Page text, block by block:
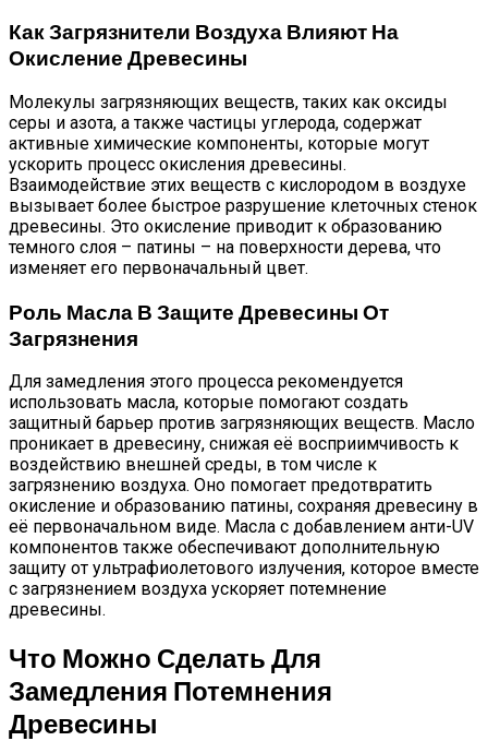
Как Загрязнители Воздуха Влияют На
Окисление Древесины
Молекулы загрязняющих веществ, таких как оксиды
серы и азота, а также частицы углерода, содержат
активные химические компоненты, которые могут
ускорить процесс окисления древесины.
Взаимодействие этих веществ с кислородом в воздухе
вызывает более быстрое разрушение клеточных стенок
древесины. Это окисление приводит к образованию
темного слоя – патины – на поверхности дерева, что
изменяет его первоначальный цвет.
Роль Масла В Защите Древесины От
Загрязнения
Для замедления этого процесса рекомендуется
использовать масла, которые помогают создать
защитный барьер против загрязняющих веществ. Масло
проникает в древесину, снижая её восприимчивость к
воздействию внешней среды, в том числе к
загрязнению воздуха. Оно помогает предотвратить
окисление и образованию патины, сохраняя древесину в
её первоначальном виде. Масла с добавлением анти-UV
компонентов также обеспечивают дополнительную
защиту от ультрафиолетового излучения, которое вместе
с загрязнением воздуха ускоряет потемнение
древесины.
Что Можно Сделать Для
Замедления Потемнения
Древесины